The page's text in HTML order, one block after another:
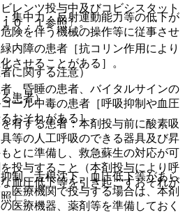
集中力・反射運動能力等の低下が
険を伴う機械の操作等に従事させ
に関する注意）
患者）
有する患者：本剤投与前に酸素吸
等の人工呼吸のできる器具及び昇
とに準備し、救急蘇生の対応が可
投与すること（本剤投与により呼
血圧低下等を引き起こすおそれが
〕。
レンツ投与中及びコビシスタット
０．１参照〕。
内障の患者［抗コリン作用により
させることがある］。
、昏睡の患者、バイタルサインの
ール中毒の患者［呼吸抑制や血圧
おそれがある］。
制、舌根沈下、血圧低下等があら
医療機関で投与する場合は、本剤
医療機器、薬剤等を準備しておく